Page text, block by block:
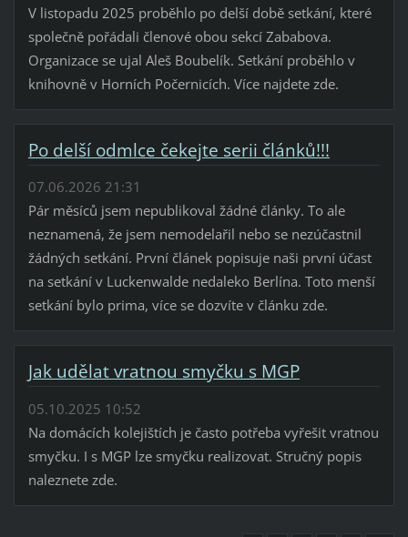
V listopadu 2025 proběhlo po delší době setkání, které
společně pořádali členové obou sekcí Zababova.
Organizace se ujal Aleš Boubelík. Setkání proběhlo v
knihovně v Horních Počernicích. Více najdete zde.
Po delší odmlce čekejte serii článků!!!
07.06.2026 21:31
Pár měsíců jsem nepublikoval žádné články. To ale
neznamená, že jsem nemodelařil nebo se nezúčastnil
žádných setkání. První článek popisuje naši první účast
na setkání v Luckenwalde nedaleko Berlína. Toto menší
setkání bylo prima, více se dozvíte v článku zde.
Jak udělat vratnou smyčku s MGP
05.10.2025 10:52
Na domácích kolejištích je často potřeba vyřešit vratnou
smyčku. I s MGP lze smyčku realizovat. Stručný popis
naleznete zde.